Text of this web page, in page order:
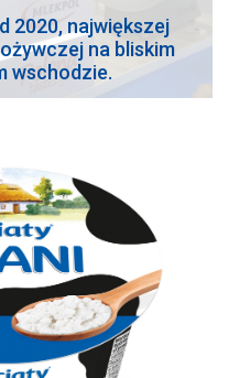
2020, największej
na bliskim
wschodzie.